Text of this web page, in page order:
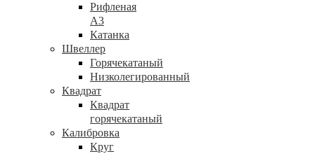
Рифленая
А3
Катанка
Швеллер
Горячекатаный
Низколегированный
Квадрат
Квадрат
горячекатаный
Калибровка
Круг